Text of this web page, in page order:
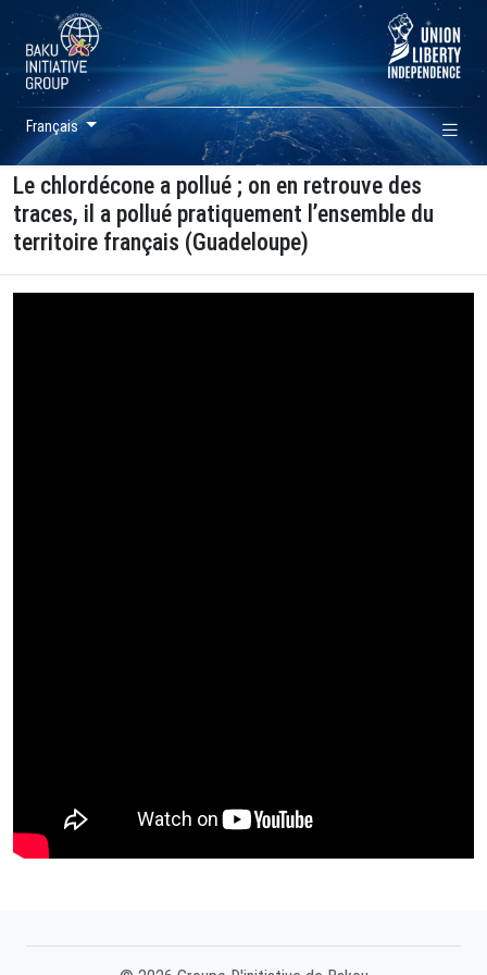
Français
Le chlordécone a pollué ; on en retrouve des
traces, il a pollué pratiquement l’ensemble du
territoire français (Guadeloupe)